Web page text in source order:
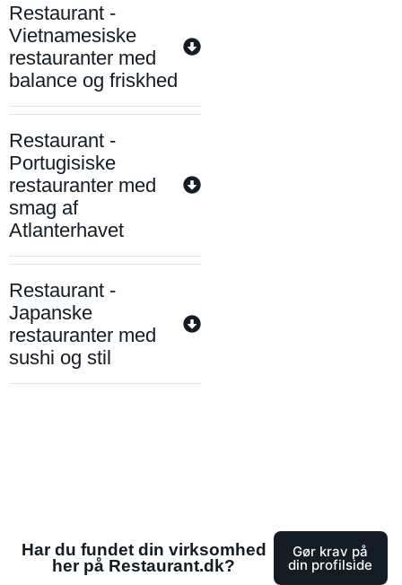
Restaurant -
Vietnamesiske
restauranter med
balance og friskhed
Restaurant -
Portugisiske
restauranter med
smag af
Atlanterhavet
Restaurant -
Japanske
restauranter med
sushi og stil
Har du fundet din virksomhed
her på Restaurant.dk?
Gør krav på
din profilside